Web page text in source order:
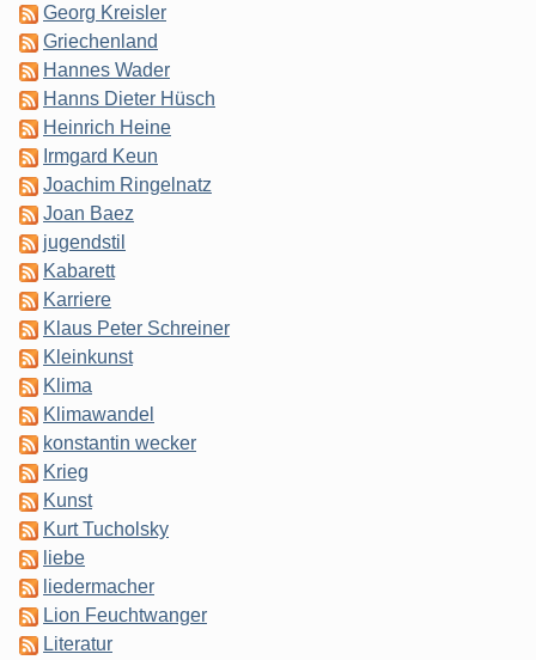
Georg Kreisler
Griechenland
Hannes Wader
Hanns Dieter Hüsch
Heinrich Heine
Irmgard Keun
Joachim Ringelnatz
Joan Baez
jugendstil
Kabarett
Karriere
Klaus Peter Schreiner
Kleinkunst
Klima
Klimawandel
konstantin wecker
Krieg
Kunst
Kurt Tucholsky
liebe
liedermacher
Lion Feuchtwanger
Literatur